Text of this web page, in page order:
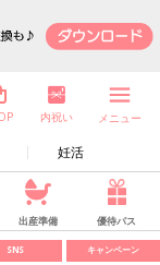
妊活
内祝い メニュー
出産準備 優待パス
SNS キャンペーン